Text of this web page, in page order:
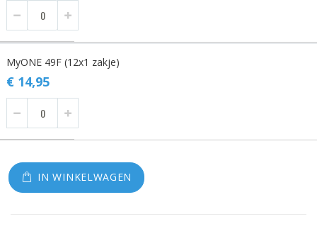
MyONE 49F (12x1 zakje)
€ 14,95
IN WINKELWAGEN